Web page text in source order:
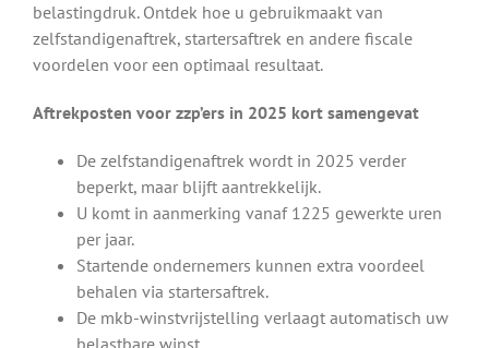
belastingdruk. Ontdek hoe u gebruikmaakt van
zelfstandigenaftrek, startersaftrek en andere fiscale
voordelen voor een optimaal resultaat.
Aftrekposten voor zzp’ers in 2025 kort samengevat
De zelfstandigenaftrek wordt in 2025 verder
beperkt, maar blijft aantrekkelijk.
U komt in aanmerking vanaf 1225 gewerkte uren
per jaar.
Startende ondernemers kunnen extra voordeel
behalen via startersaftrek.
De mkb-winstvrijstelling verlaagt automatisch uw
belastbare winst.